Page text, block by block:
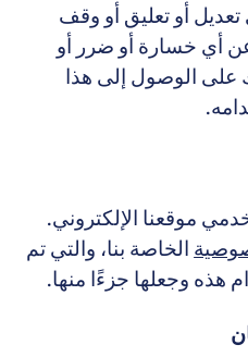
أو تعليق أو وقف
أي خسارة أو ضرر أو
الوصول إلى هذا
الإلكتروني.
الخاصة بنا، والتي تم
وجعلها جزءًا منها.